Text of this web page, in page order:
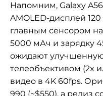
Напомним, Galaxy
AMOLED-дисплей
главным сенсором
5000 мАч и зарядку
ожидают
телеобъективом (2x
видео в 4K 60fps.
990 (~$550), а релиз